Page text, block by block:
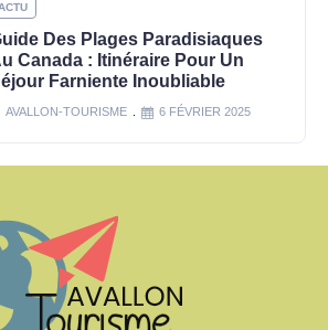
Des Plages Paradisiaques
Canada : Itinéraire Pour Un
Farniente Inoubliable
AVALLON-TOURISME 6 FÉVRIER 2025